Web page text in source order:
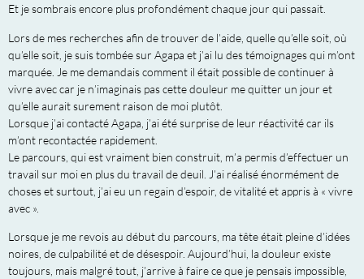
Et je sombrais encore plus profondément chaque jour qui passait.
Lors de mes recherches afin de trouver de l’aide, quelle qu’elle soit, où
qu’elle soit, je suis tombée sur Agapa et j’ai lu des témoignages qui m’ont
marquée. Je me demandais comment il était possible de continuer à
vivre avec car je n’imaginais pas cette douleur me quitter un jour et
qu’elle aurait surement raison de moi plutôt.
Lorsque j’ai contacté Agapa, j’ai été surprise de leur réactivité car ils
m’ont recontactée rapidement.
Le parcours, qui est vraiment bien construit, m’a permis d’effectuer un
travail sur moi en plus du travail de deuil. J’ai réalisé énormément de
choses et surtout, j’ai eu un regain d’espoir, de vitalité et appris à « vivre
avec ».
Lorsque je me revois au début du parcours, ma tête était pleine d’idées
noires, de culpabilité et de désespoir. Aujourd’hui, la douleur existe
toujours, mais malgré tout, j’arrive à faire ce que je pensais impossible,